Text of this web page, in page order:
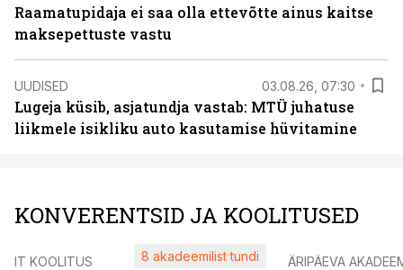
Raamatupidaja ei saa olla ettevõtte ainus kaitse
maksepettuste vastu
UUDISED 03.08.26, 07:30
Lugeja küsib, asjatundja vastab: MTÜ juhatuse
liikmele isikliku auto kasutamise hüvitamine
KONVERENTSID JA KOOLITUSED
IT KOOLITUS 8 akadeemilist tundi ÄRIPÄEVA